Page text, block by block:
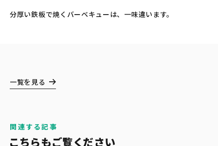
分厚い鉄板で焼くバーベキューは、一味違います。
一覧を見る
関連する記事
こちらもご覧ください